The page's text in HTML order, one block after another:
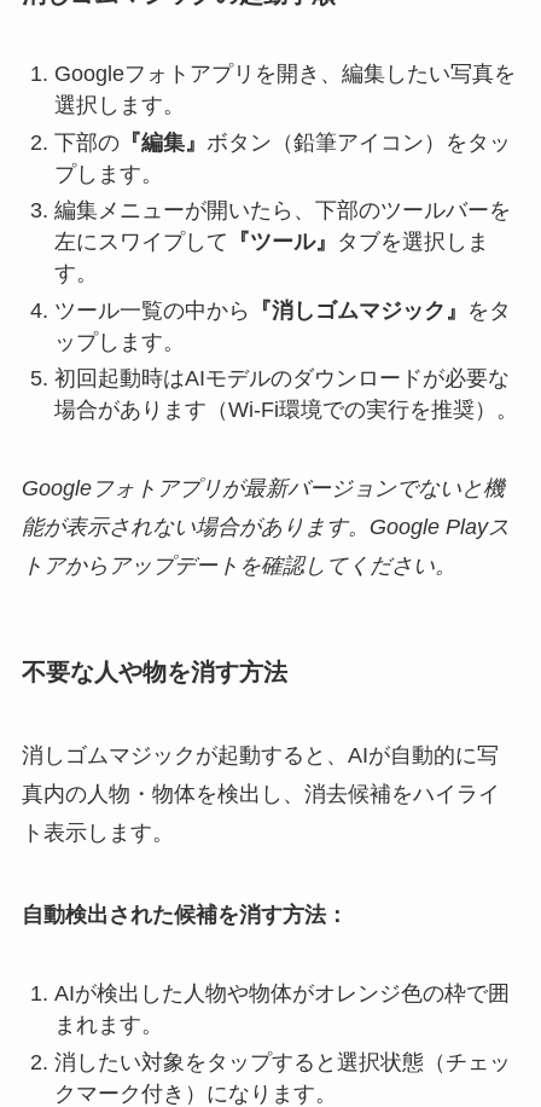
Googleフォトアプリを開き、編集したい写真を
選択します。
下部の『編集』 ボタン（鉛筆アイコン）をタッ
プします。
編集メニューが開いたら、下部のツールバーを
左にスワイプして 『ツール』 タブを選択しま
す。
ツール一覧の中から
『消しゴムマジック』 をタ
ップします。
初回起動時はAIモデルのダウンロードが必要な
場合があります（Wi-Fi環境での実行を推奨）。
Googleフォトアプリが最新バージョンでないと機
能が表示されない場合があります。Google Playス
トアからアップデートを確認してください。
不要な人や物を消す方法
消しゴムマジックが起動すると、AIが自動的に写
真内の人物・物体を検出し、消去候補をハイライ
ト表示します。
自動検出された候補を消す方法：
AIが検出した人物や物体がオレンジ色の枠で囲
まれます。
消したい対象をタップすると選択状態（チェッ
クマーク付き）になります。